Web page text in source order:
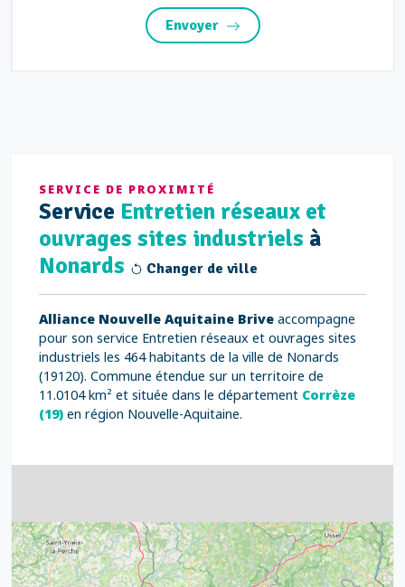
Envoyer
SERVICE DE PROXIMITÉ
Service Entretien réseaux et
ouvrages sites industriels à
Nonards
Changer de ville
Alliance Nouvelle Aquitaine Brive accompagne
pour son service Entretien réseaux et ouvrages sites
industriels les 464 habitants de la ville de Nonards
(19120). Commune étendue sur un territoire de
11.0104 km² et située dans le département Corrèze
(19) en région Nouvelle-Aquitaine.
4